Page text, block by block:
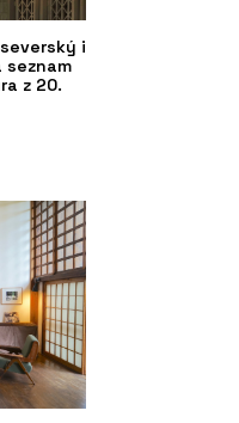
i
seznam
z 20.